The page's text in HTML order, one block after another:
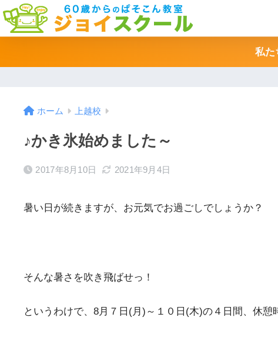
私た
ホーム 上越校
♪かき氷始めました～
2017年8月10日 2021年9月4日
暑い日が続きますが、お元気でお過ごしでしょうか？
そんな暑さを吹き飛ばせっ！
というわけで、8月７日(月)～１０日(木)の４日間、休憩